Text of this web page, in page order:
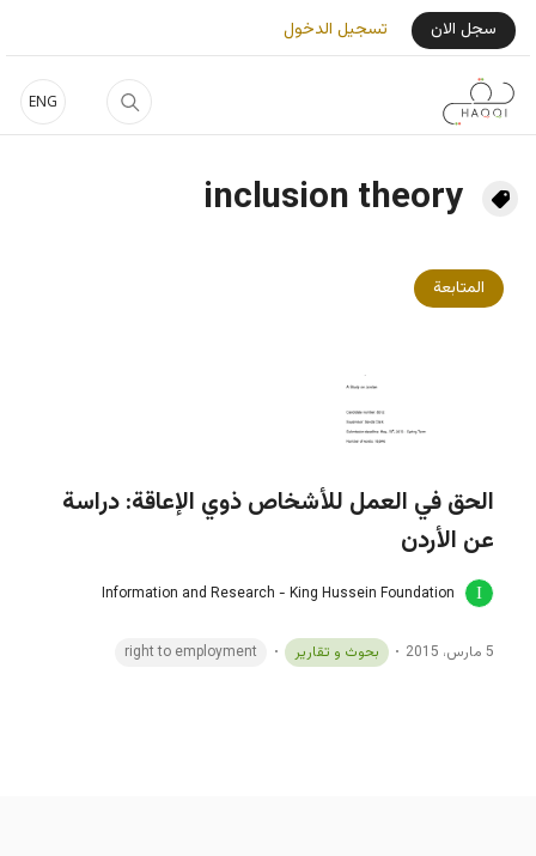
تجاوز إلى المحتوى الرئيسي
ENG
User Login Menu
سجل الان تسجيل الدخول
inclusion theory
المتابعة
الحق في العمل للأشخاص ذوي الإعاقة: دراسة
عن الأردن
Information and Research - King Hussein Foundation
5 مارس، 2015 بحوث و تقارير right to employment